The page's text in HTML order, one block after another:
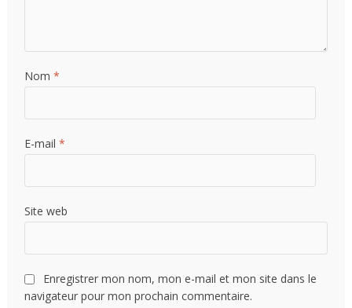
Nom*
E-mail*
Site web
Enregistrer mon nom, mon e-mail et mon site dans le
navigateur pour mon prochain commentaire.